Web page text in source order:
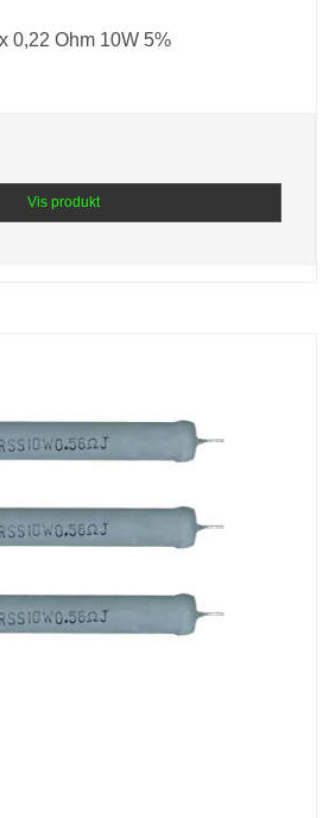
0,22 Ohm 10W 5%
Vis produkt